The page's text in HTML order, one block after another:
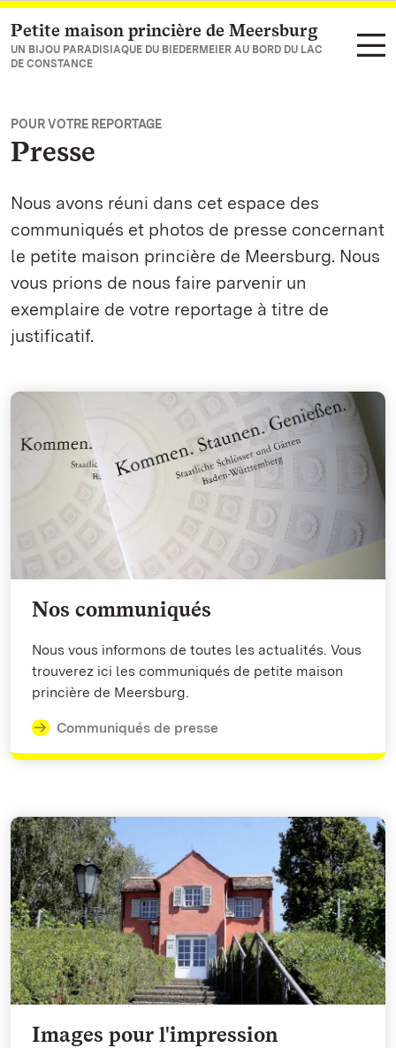
Vers la page d’accueil
Petite maison princière de Meersburg
UN BIJOU PARADISIAQUE DU BIEDERMEIER AU BORD DU LAC
DE CONSTANCE
POUR VOTRE REPORTAGE
Presse
Nous avons réuni dans cet espace des
communiqués et photos de presse concernant
le petite maison princière de Meersburg. Nous
vous prions de nous faire parvenir un
exemplaire de votre reportage à titre de
justificatif.
Nos communiqués
Nous vous informons de toutes les actualités. Vous
trouverez ici les communiqués de petite maison
princière de Meersburg.
Communiqués de presse
Images pour l'impression